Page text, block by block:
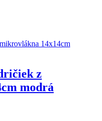
z
modrá